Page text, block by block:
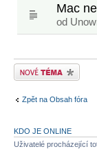
Mac
od
Odeslat nové téma
Zpět na Obsah fóra
KDO JE ONLINE
Uživatelé procházející